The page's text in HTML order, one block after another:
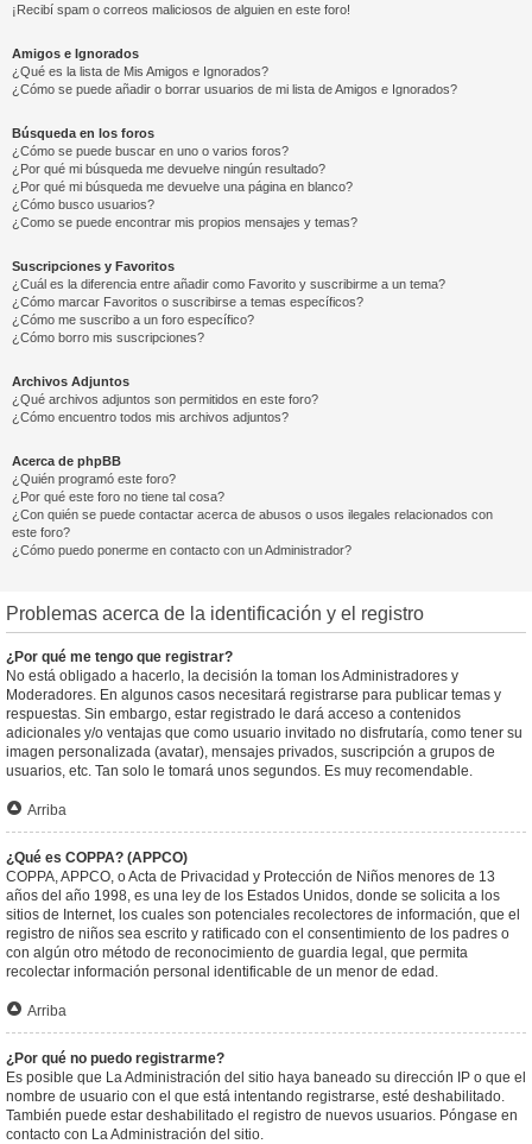
¡Recibí spam o correos maliciosos de alguien en este foro!
Amigos e Ignorados
¿Qué es la lista de Mis Amigos e Ignorados?
¿Cómo se puede añadir o borrar usuarios de mi lista de Amigos e Ignorados?
Búsqueda en los foros
¿Cómo se puede buscar en uno o varios foros?
¿Por qué mi búsqueda me devuelve ningún resultado?
¿Por qué mi búsqueda me devuelve una página en blanco?
¿Cómo busco usuarios?
¿Como se puede encontrar mis propios mensajes y temas?
Suscripciones y Favoritos
¿Cuál es la diferencia entre añadir como Favorito y suscribirme a un tema?
¿Cómo marcar Favoritos o suscribirse a temas específicos?
¿Cómo me suscribo a un foro específico?
¿Cómo borro mis suscripciones?
Archivos Adjuntos
¿Qué archivos adjuntos son permitidos en este foro?
¿Cómo encuentro todos mis archivos adjuntos?
Acerca de phpBB
¿Quién programó este foro?
¿Por qué este foro no tiene tal cosa?
¿Con quién se puede contactar acerca de abusos o usos ilegales relacionados con
este foro?
¿Cómo puedo ponerme en contacto con un Administrador?
Problemas acerca de la identificación y el registro
¿Por qué me tengo que registrar?
No está obligado a hacerlo, la decisión la toman los Administradores y
Moderadores. En algunos casos necesitará registrarse para publicar temas y
respuestas. Sin embargo, estar registrado le dará acceso a contenidos
adicionales y/o ventajas que como usuario invitado no disfrutaría, como tener su
imagen personalizada (avatar), mensajes privados, suscripción a grupos de
usuarios, etc. Tan solo le tomará unos segundos. Es muy recomendable.
Arriba
¿Qué es COPPA? (APPCO)
COPPA, APPCO, o Acta de Privacidad y Protección de Niños menores de 13
años del año 1998, es una ley de los Estados Unidos, donde se solicita a los
sitios de Internet, los cuales son potenciales recolectores de información, que el
registro de niños sea escrito y ratificado con el consentimiento de los padres o
con algún otro método de reconocimiento de guardia legal, que permita
recolectar información personal identificable de un menor de edad.
Arriba
¿Por qué no puedo registrarme?
Es posible que La Administración del sitio haya baneado su dirección IP o que el
nombre de usuario con el que está intentando registrarse, esté deshabilitado.
También puede estar deshabilitado el registro de nuevos usuarios. Póngase en
contacto con La Administración del sitio.